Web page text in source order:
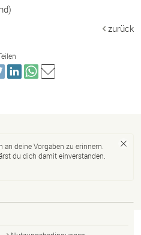
zurück
deine Vorgaben zu erinnern.
du dich damit einverstanden.